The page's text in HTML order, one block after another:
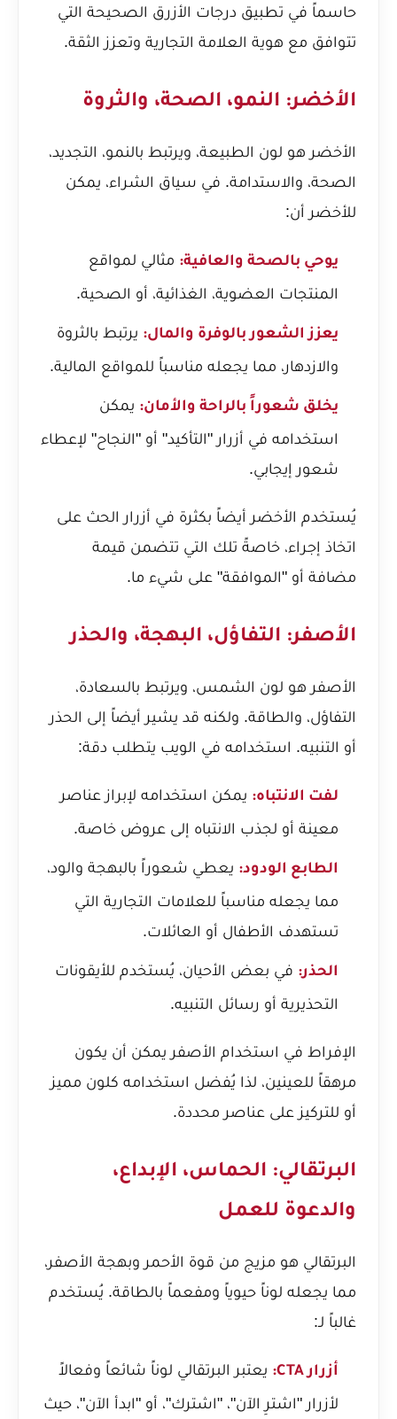
حاسماً في تطبيق درجات الأزرق الصحيحة التي
تتوافق مع هوية العلامة التجارية وتعزز الثقة.
الأخضر: النمو، الصحة، والثروة
الأخضر هو لون الطبيعة، ويرتبط بالنمو، التجديد،
الصحة، والاستدامة. في سياق الشراء، يمكن
للأخضر أن:
يوحي بالصحة والعافية: مثالي لمواقع
المنتجات العضوية، الغذائية، أو الصحية.
يعزز الشعور بالوفرة والمال: يرتبط بالثروة
والازدهار، مما يجعله مناسباً للمواقع المالية.
يخلق شعوراً بالراحة والأمان: يمكن
استخدامه في أزرار "التأكيد" أو "النجاح" لإعطاء
شعور إيجابي.
يُستخدم الأخضر أيضاً بكثرة في أزرار الحث على
اتخاذ إجراء، خاصةً تلك التي تتضمن قيمة
مضافة أو "الموافقة" على شيء ما.
الأصفر: التفاؤل، البهجة، والحذر
الأصفر هو لون الشمس، ويرتبط بالسعادة،
التفاؤل، والطاقة. ولكنه قد يشير أيضاً إلى الحذر
أو التنبيه. استخدامه في الويب يتطلب دقة:
لفت الانتباه: يمكن استخدامه لإبراز عناصر
معينة أو لجذب الانتباه إلى عروض خاصة.
الطابع الودود: يعطي شعوراً بالبهجة والود،
مما يجعله مناسباً للعلامات التجارية التي
تستهدف الأطفال أو العائلات.
الحذر: في بعض الأحيان، يُستخدم للأيقونات
التحذيرية أو رسائل التنبيه.
الإفراط في استخدام الأصفر يمكن أن يكون
مرهقاً للعينين، لذا يُفضل استخدامه كلون مميز
أو للتركيز على عناصر محددة.
البرتقالي: الحماس، الإبداع،
والدعوة للعمل
البرتقالي هو مزيج من قوة الأحمر وبهجة الأصفر،
مما يجعله لوناً حيوياً ومفعماً بالطاقة. يُستخدم
غالباً لـ:
أزرار CTA:
يعتبر البرتقالي لوناً شائعاً وفعالاً
لأزرار "اشترِ الآن"، "اشترك"، أو "ابدأ الآن"، حيث